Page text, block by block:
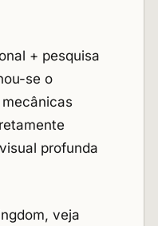
+ pesquisa
se o
profunda
veja